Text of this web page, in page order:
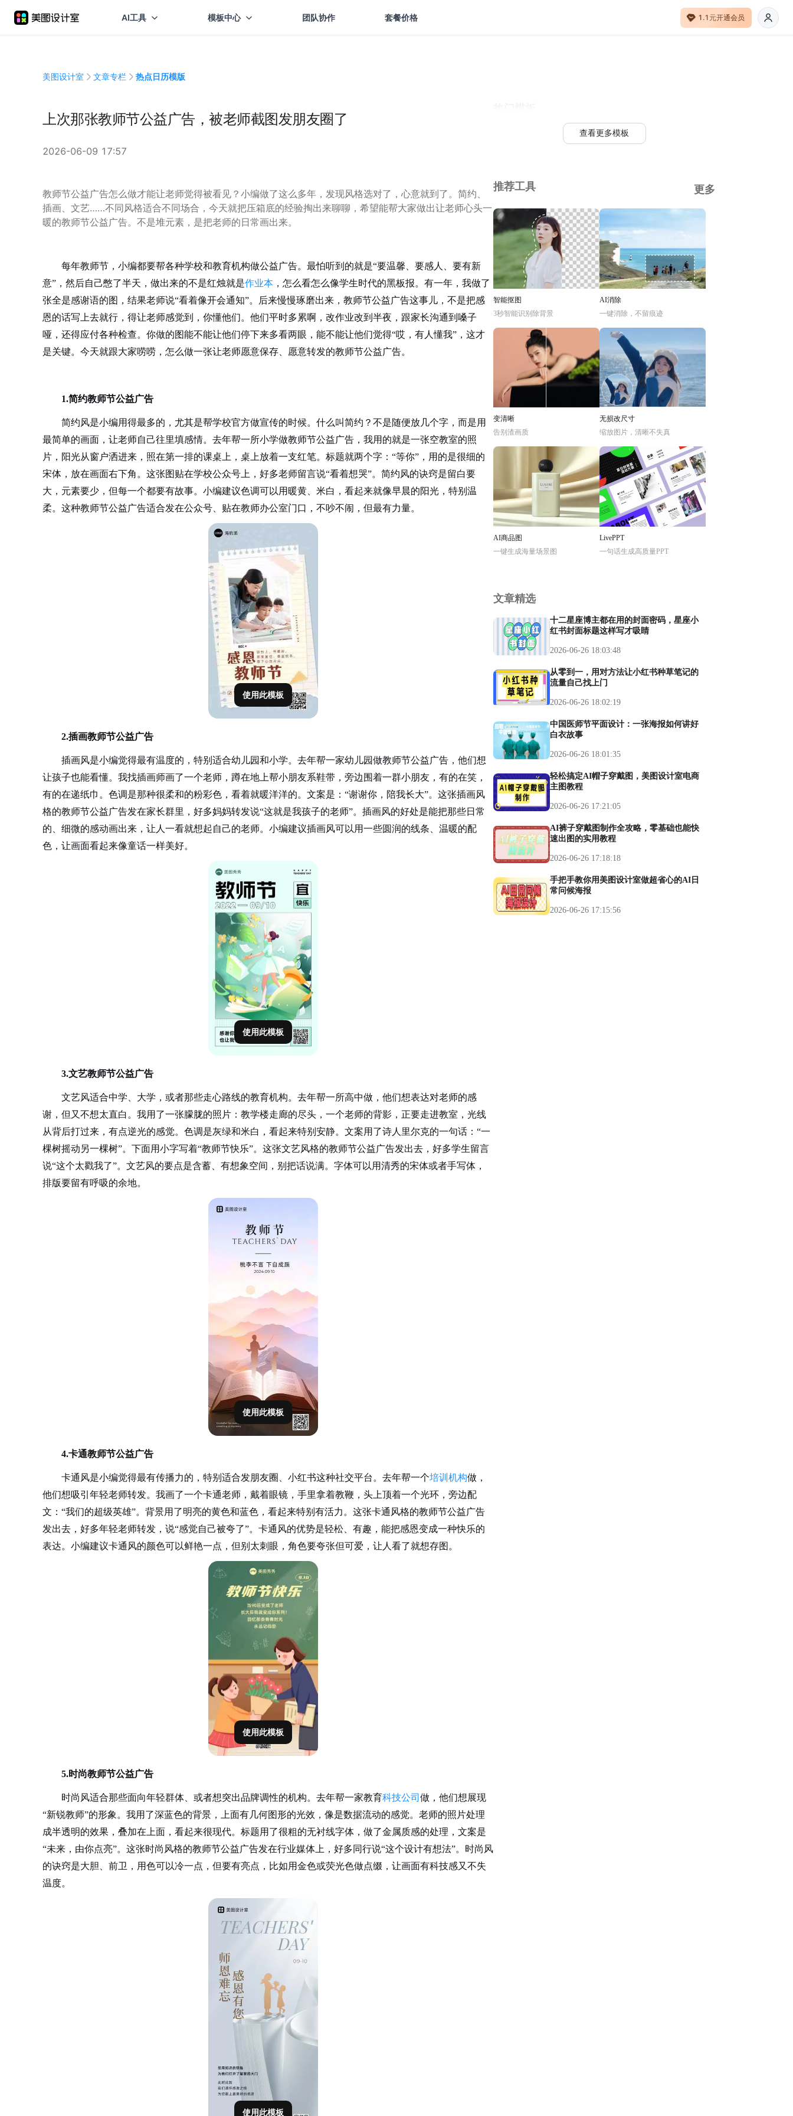
AI工具 模板中心 团队协作 套餐价格 1.1元开通会员
美图设计室 文章专栏 热点日历模版
上次那张教师节公益广告，被老师截图发朋友圈了
2026-06-09 17:57
教师节公益广告怎么做才能让老师觉得被看见？小编做了这么多年，发现风格选对了，心意就到了。简约、
插画、文艺……不同风格适合不同场合，今天就把压箱底的经验掏出来聊聊，希望能帮大家做出让老师心头一
暖的教师节公益广告。不是堆元素，是把老师的日常画出来。
每年教师节，小编都要帮各种学校和教育机构做公益广告。最怕听到的就是“要温馨、要感人、要有新
意”，然后自己憋了半天，做出来的不是红烛就是作业本 ，怎么看怎么像学生时代的黑板报。有一年，我做了
张全是感谢语的图，结果老师说“看着像开会通知”。后来慢慢琢磨出来，教师节公益广告这事儿，不是把感
恩的话写上去就行，得让老师感觉到，你懂他们。他们平时多累啊，改作业改到半夜，跟家长沟通到嗓子
哑，还得应付各种检查。你做的图能不能让他们停下来多看两眼，能不能让他们觉得“哎，有人懂我”，这才
是关键。今天就跟大家唠唠，怎么做一张让老师愿意保存、愿意转发的教师节公益广告。
1.简约教师节公益广告
简约风是小编用得最多的，尤其是帮学校官方做宣传的时候。什么叫简约？不是随便放几个字，而是用
最简单的画面，让老师自己往里填感情。去年帮一所小学做教师节公益广告，我用的就是一张空教室的照
片，阳光从窗户洒进来，照在第一排的课桌上，桌上放着一支红笔。标题就两个字： “等你”，用的是很细的
宋体，放在画面右下角。这张图贴在学校公众号上，好多老师留言说“看着想哭”。简约风的诀窍是留白要
大，元素要少，但每一个都要有故事。小编建议色调可以用暖黄、米白，看起来就像早晨的阳光，特别温
柔。这种教师节公益广告适合发在公众号、贴在教师办公室门口，不吵不闹，但最有力量。
使用此模板
2.插画教师节公益广告
插画风是小编觉得最有温度的，特别适合幼儿园和小学。去年帮一家幼儿园做教师节公益广告，他们想
让孩子也能看懂。我找插画师画了一个老师，蹲在地上帮小朋友系鞋带，旁边围着一群小朋友，有的在笑，
有的在递纸巾。色调是那种很柔和的粉彩色，看着就暖洋洋的。文案是： “谢谢你，陪我长大”。这张插画风
格的教师节公益广告发在家长群里，好多妈妈转发说“这就是我孩子的老师”。插画风的好处是能把那些日常
的、细微的感动画出来，让人一看就想起自己的老师。小编建议插画风可以用一些圆润的线条、温暖的配
色，让画面看起来像童话一样美好。
使用此模板
3.文艺教师节公益广告
文艺风适合中学、大学，或者那些走心路线的教育机构。去年帮一所高中做，他们想表达对老师的感
谢，但又不想太直白。我用了一张朦胧的照片：教学楼走廊的尽头，一个老师的背影，正要走进教室，光线
从背后打过来，有点逆光的感觉。色调是灰绿和米白，看起来特别安静。文案用了诗人里尔克的一句话： “一
棵树摇动另一棵树”。下面用小字写着“教师节快乐”。这张文艺风格的教师节公益广告发出去，好多学生留言
说“这个太戳我了”。文艺风的要点是含蓄、有想象空间，别把话说满。字体可以用清秀的宋体或者手写体，
排版要留有呼吸的余地。
使用此模板
4.卡通教师节公益广告
卡通风是小编觉得最有传播力的，特别适合发朋友圈、小红书这种社交平台。去年帮一个培训机构做，
他们想吸引年轻老师转发。我画了一个卡通老师，戴着眼镜，手里拿着教鞭，头上顶着一个光环，旁边配
文： “我们的超级英雄”。背景用了明亮的黄色和蓝色，看起来特别有活力。这张卡通风格的教师节公益广告
发出去，好多年轻老师转发，说“感觉自己被夸了”。卡通风的优势是轻松、有趣，能把感恩变成一种快乐的
表达。小编建议卡通风的颜色可以鲜艳一点，但别太刺眼，角色要夸张但可爱，让人看了就想存图。
使用此模板
5.时尚教师节公益广告
时尚风适合那些面向年轻群体、或者想突出品牌调性的机构。去年帮一家教育科技公司 做，他们想展现
“新锐教师”的形象。我用了深蓝色的背景，上面有几何图形的光效，像是数据流动的感觉。老师的照片处理
成半透明的效果，叠加在上面，看起来很现代。标题用了很粗的无衬线字体，做了金属质感的处理，文案是
“未来，由你点亮”。这张时尚风格的教师节公益广告发在行业媒体上，好多同行说“这个设计有想法”。时尚风
的诀窍是大胆、前卫，用色可以冷一点，但要有亮点，比如用金色或荧光色做点缀，让画面有科技感又不失
温度。
使用此模板
查看更多模板
推荐工具 更多
智能抠图
3秒智能识别除背景
AI消除
一键消除，不留痕迹
变清晰
告别渣画质
无损改尺寸
缩放图片，清晰不失真
AI商品图
一键生成海量场景图
LivePPT
一句话生成高质量PPT
文章精选
十二星座博主都在用的封面密码，星座小
红书封面标题这样写才吸睛
2026-06-26 18:03:48
从零到一，用对方法让小红书种草笔记的
流量自己找上门
2026-06-26 18:02:19
中国医师节平面设计：一张海报如何讲好
白衣故事
2026-06-26 18:01:35
轻松搞定AI帽子穿戴图，美图设计室电商
主图教程
2026-06-26 17:21:05
AI裤子穿戴图制作全攻略，零基础也能快
速出图的实用教程
2026-06-26 17:18:18
手把手教你用美图设计室做超省心的AI日
常问候海报
2026-06-26 17:15:56